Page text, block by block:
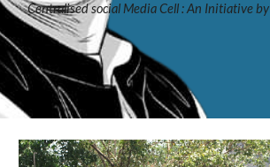
Centralised social Media Cell : An Initiative by